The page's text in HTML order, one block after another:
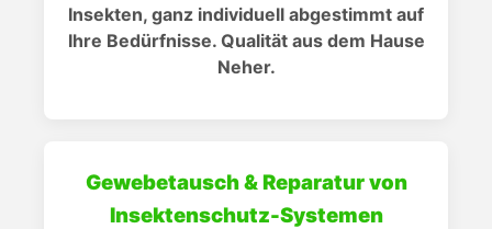
Insekten, ganz individuell abgestimmt auf
Ihre Bedürfnisse. Qualität aus dem Hause
Neher.
Gewebetausch & Reparatur von
Insektenschutz-Systemen